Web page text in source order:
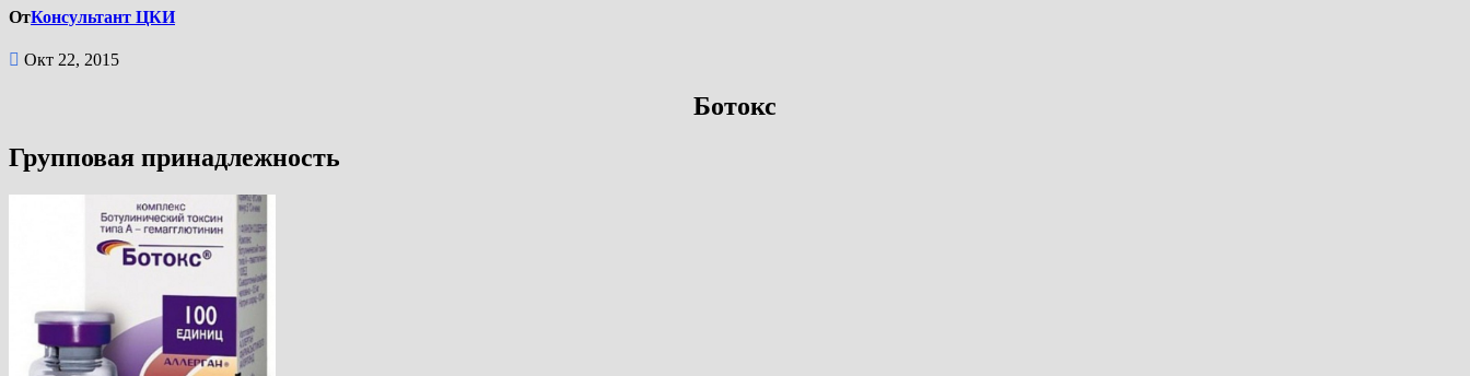
ОтКонсультант ЦКИ
Окт 22, 2015
Ботокс
Групповая принадлежность